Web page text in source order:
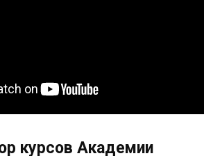
курсов Академии